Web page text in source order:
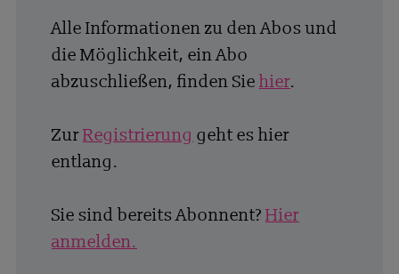
Alle Informationen zu den Abos und
die Möglichkeit, ein Abo
abzuschließen, finden Sie hier.
ZurRegistrierung geht es hier
entlang.
Sie sind bereits Abonnent? Hier
anmelden.